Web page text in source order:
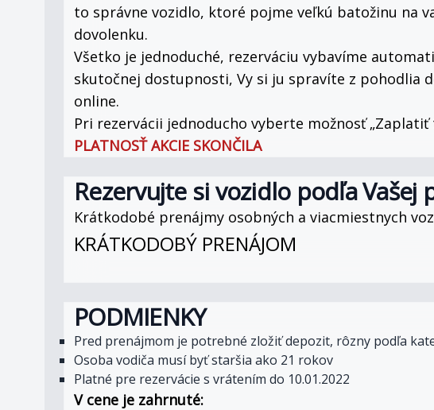
to správne vozidlo, ktoré pojme veľkú batožinu na
dovolenku.
Všetko je jednoduché, rezerváciu vybavíme
skutočnej dostupnosti, Vy si ju spravíte z pohodlia
online.
Pri rezervácii jednoducho vyberte možnosť „Zaplatiť
PLATNOSŤ AKCIE SKONČILA
Rezervujte si vozidlo podľa
Krátkodobé prenájmy osobných a viacmiestnych
KRÁTKODOBÝ PRENÁJOM
PODMIENKY
Pred prenájmom je potrebné zložiť depozit, rôzny podľa
Osoba vodiča musí byť staršia ako 21 rokov
Platné pre rezervácie s vrátením do 10.01.2022
V cene je zahrnuté: